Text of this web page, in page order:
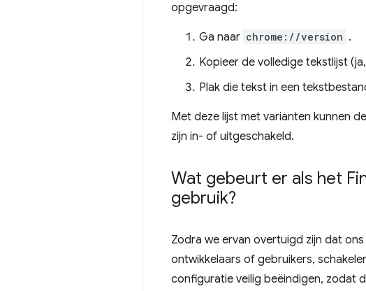
opgevraagd:
Ga naar chrome://version .
Kopieer de volledige tekstlijst
Plak die tekst in een
Met deze lijst met varianten kunnen
zijn in- of uitgeschakeld.
Wat gebeurt er als het
gebruik?
Zodra we ervan overtuigd zijn dat
ontwikkelaars of gebruikers,
configuratie veilig beëindigen, zodat